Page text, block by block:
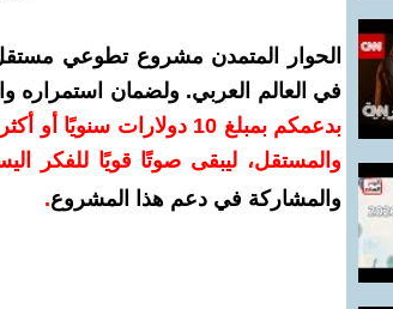
الحوار المتمدن مشروع تطوعي مستقل
في العالم العربي. ولضمان استمراره
بدعمكم بمبلغ 10
والمستقل، ليبقى صوتًا قويًا للفكر
والمشاركة في دعم هذا المشروع.